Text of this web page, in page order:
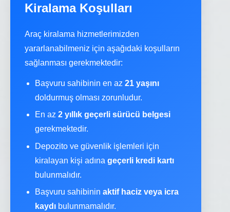
Kiralama Koşulları
Araç kiralama hizmetlerimizden
yararlanabilmeniz için aşağıdaki koşulların
sağlanması gerekmektedir:
Başvuru sahibinin en az 21 yaşını
doldurmuş olması zorunludur.
En az 2 yıllık geçerli sürücü belgesi
gerekmektedir.
Depozito ve güvenlik işlemleri için
kiralayan kişi adına geçerli kredi kartı
bulunmalıdır.
Başvuru sahibinin aktif haciz veya icra
kaydı bulunmamalıdır.